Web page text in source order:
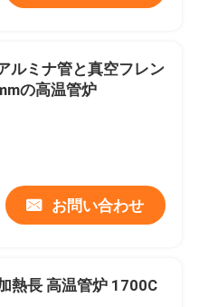
ルミナ管と真空フレン
の高温管炉
お問い合わせ
熱長 高温管炉 1700C